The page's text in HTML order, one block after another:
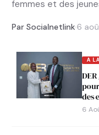
femmes et des
Par Socialnetlink·6
A
des
6